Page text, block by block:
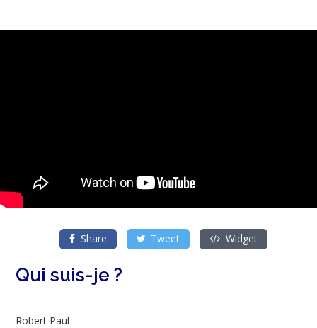
Share Tweet Widget
Qui suis-je ?
Robert Paul